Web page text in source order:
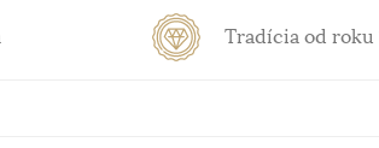
Tradícia od roku